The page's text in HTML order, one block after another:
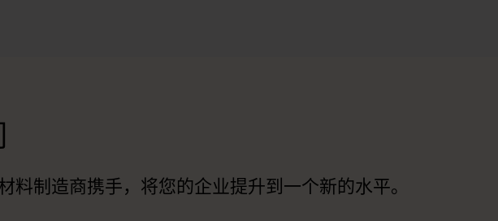
料制造商携手，将您的企业提升到一个新的水平。